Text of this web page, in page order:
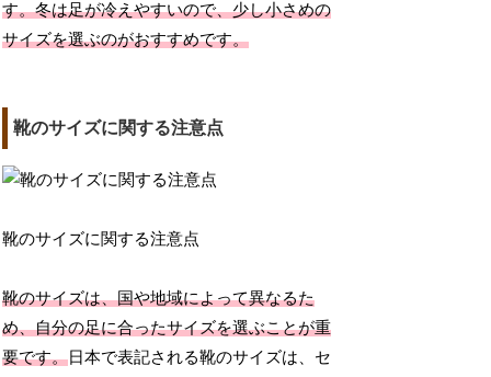
す。冬は足が冷えやすいので、少し小さめの
サイズを選ぶのがおすすめです。
靴のサイズに関する注意点
靴のサイズに関する注意点
靴のサイズは、国や地域によって異なるた
め、自分の足に合ったサイズを選ぶことが重
要です。日本で表記される靴のサイズは、セ